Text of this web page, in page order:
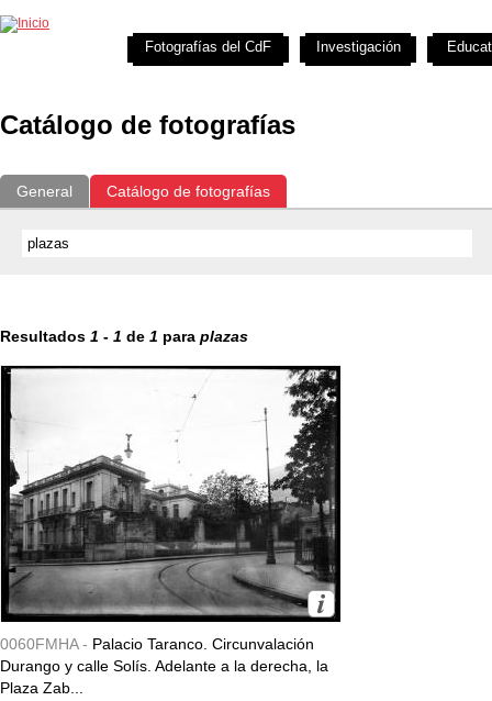
Catálogo de fotografías
General Catálogo de fotografías
Resultados 1 - 1 de 1 para plazas
0060FMHA - Palacio Taranco. Circunvalación
Durango y calle Solís. Adelante a la derecha, la
Plaza Zab...
Fotografías del CdF Investigación